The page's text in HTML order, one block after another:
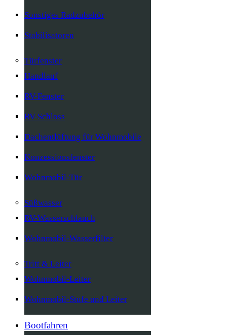
Sonstiges Radzubehör
Stabilisatoren
Türfenster
Handlauf
RV-Fenster
RV-Schloss
Dachentlüftung für Wohnmobile
Konzessionsfenster
Wohnmobil-Tür
Süßwasser
RV-Wasserschlauch
Wohnmobil-Wasserfilter
Tritt & Leiter
Wohnmobil-Leiter
Wohnmobil-Stufe und Leiter
Bootfahren